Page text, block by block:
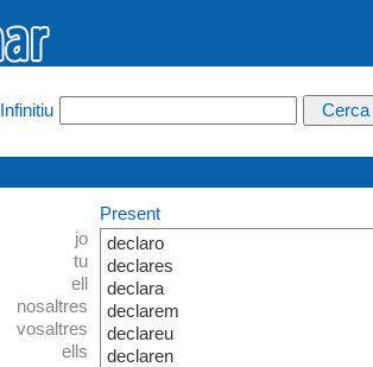
Infinitiu
jo
tu
ell
nosaltres
vosaltres
ells
Present
declaro
declares
declara
declarem
declareu
declaren